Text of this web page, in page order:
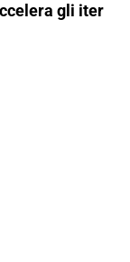
gli iter